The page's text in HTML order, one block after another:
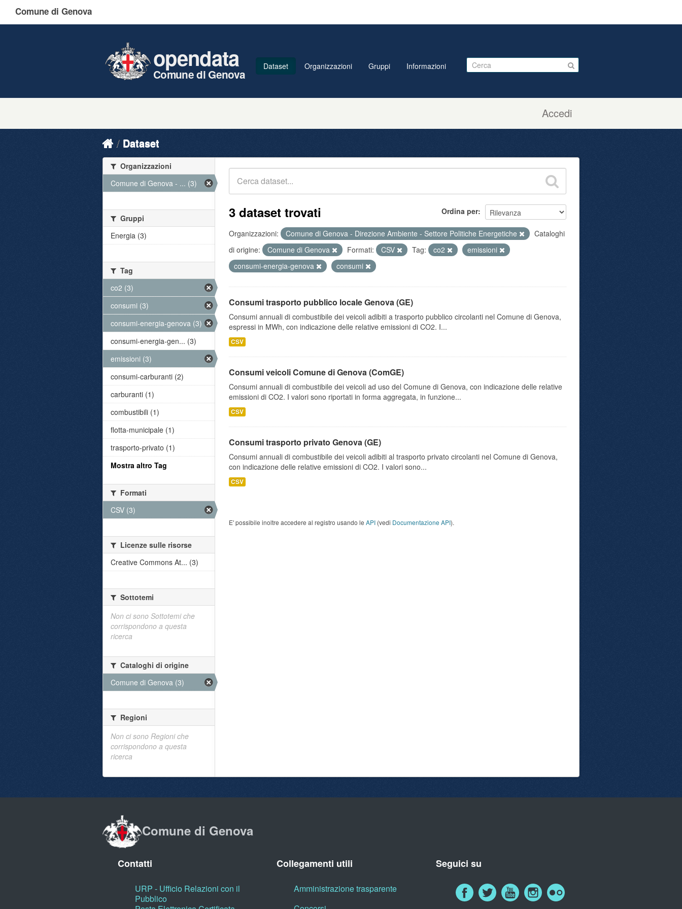
Comune di Genova
Accedi
opendata
Comune di Genova
Dataset Organizzazioni Gruppi Informazioni
Dataset
Ordina per
3 dataset trovati
Organizzazioni: Comune di Genova - Direzione Ambiente - Settore Politiche Energetiche
Cataloghi
di origine:
Comune di Genova Formati: CSV Tag: co2
emissioni
consumi-energia-genova
consumi
Consumi trasporto pubblico locale Genova (GE)
Consumi annuali di combustibile dei veicoli adibiti a trasporto pubblico circolanti nel Comune di Genova,
espressi in MWh, con indicazione delle relative emissioni di CO2. I...
CSV
Consumi veicoli Comune di Genova (ComGE)
Consumi annuali di combustibile dei veicoli ad uso del Comune di Genova, con indicazione delle relative
emissioni di CO2. I valori sono riportati in forma aggregata, in funzione...
CSV
Consumi trasporto privato Genova (GE)
Consumi annuali di combustibile dei veicoli adibiti al trasporto privato circolanti nel Comune di Genova,
con indicazione delle relative emissioni di CO2. I valori sono...
CSV
E' possibile inoltre accedere al registro usando le API (vedi Documentazione API).
Organizzazioni
Comune di Genova - ... (3)
Gruppi
Energia (3)
Tag
co2 (3)
consumi (3)
consumi-energia-genova (3)
consumi-energia-gen... (3)
emissioni (3)
consumi-carburanti (2)
carburanti (1)
combustibili (1)
flotta-municipale (1)
trasporto-privato (1)
Mostra altro Tag
Formati
CSV (3)
Licenze sulle risorse
Creative Commons At... (3)
Sottotemi
Non ci sono Sottotemi che
corrispondono a questa
ricerca
Cataloghi di origine
Comune di Genova (3)
Regioni
Non ci sono Regioni che
corrispondono a questa
ricerca
Comune di Genova
Contatti
URP - Ufficio Relazioni con il
Pubblico
Collegamenti utili
Amministrazione trasparente
Seguici su